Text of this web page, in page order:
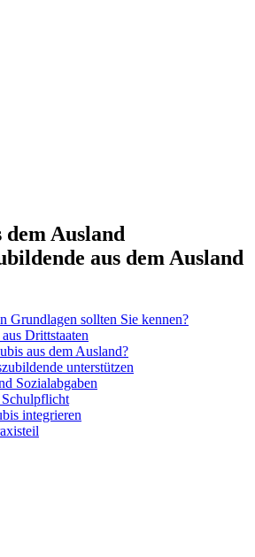
Ausland
aus dem Ausland
Grundlagen sollten Sie kennen?
Drittstaaten
aus dem Ausland?
unterstützen
Sozialabgaben
integrieren